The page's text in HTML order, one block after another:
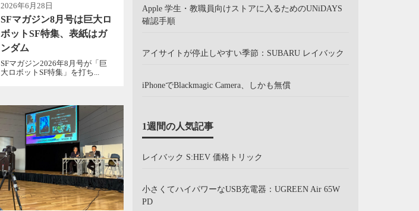
2026年6月28日
SFマガジン8月号は巨大ロ
ボットSF特集、表紙はガ
ンダム
SFマガジン2026年8月号が「巨
大ロボットSF特集」を打ち...
Apple 学生・教職員向けストアに入るためのUNiDAYS
確認手順
アイサイトが停止しやすい季節：SUBARU レイバック
iPhoneでBlackmagic Camera、しかも無償
1週間の人気記事
レイバック S:HEV 価格トリック
小さくてハイパワーなUSB充電器：UGREEN Air 65W
PD